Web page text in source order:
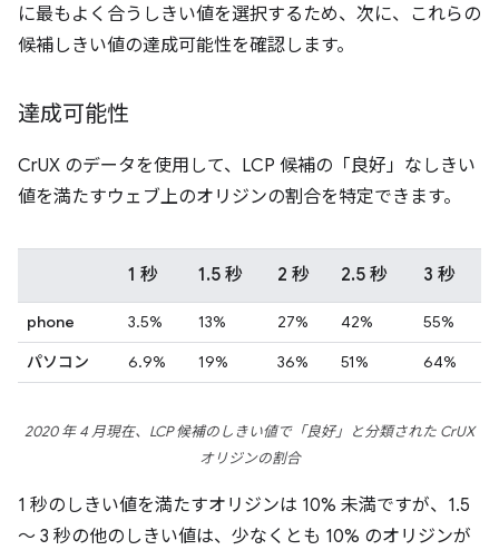
に最もよく合うしきい値を選択するため、次に、これらの
候補しきい値の達成可能性を確認します。
達成可能性
CrUX のデータを使用して、LCP 候補の「良好」なしきい
値を満たすウェブ上のオリジンの割合を特定できます。
1 秒 1.5 秒 2 秒 2.5 秒 3 秒
phone 3.5% 13% 27% 42%
55%
パソコン
6.9% 19% 36% 51% 64%
2020 年 4 月現在、LCP 候補のしきい値で「良好」と分類された CrUX
オリジンの割合
1 秒のしきい値を満たすオリジンは 10% 未満ですが、1.5
～ 3 秒の他のしきい値は、少なくとも 10% のオリジンが